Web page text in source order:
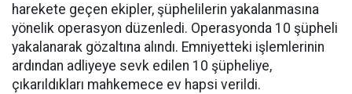
harekete geçen ekipler, şüphelilerin yakalanmasına
yönelik operasyon düzenledi. Operasyonda 10 şüpheli
yakalanarak gözaltına alındı. Emniyetteki işlemlerinin
ardından adliyeye sevk edilen 10 şüpheliye,
çıkarıldıkları mahkemece ev hapsi verildi.